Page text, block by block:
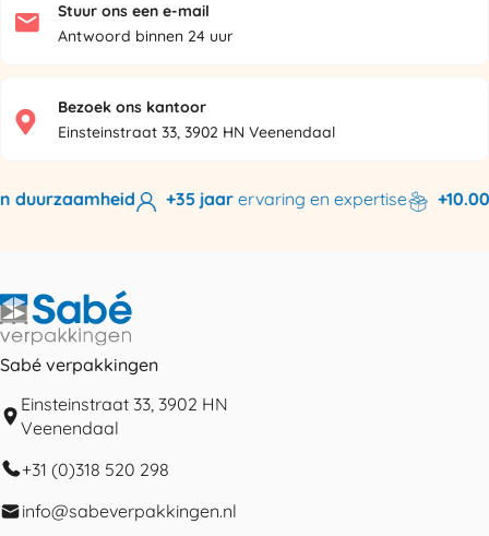
Stuur ons een e-mail
Antwoord binnen 24 uur
Bezoek ons kantoor
Einsteinstraat 33, 3902 HN Veenendaal
+35 jaarervaring en expertise
Sabé verpakkingen
Einsteinstraat 33, 3902 HN
Veenendaal
+31 (0)318 520 298
info@sabeverpakkingen.nl